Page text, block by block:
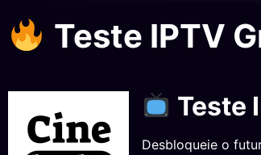
Teste IPTV
Teste
Desbloqueie o